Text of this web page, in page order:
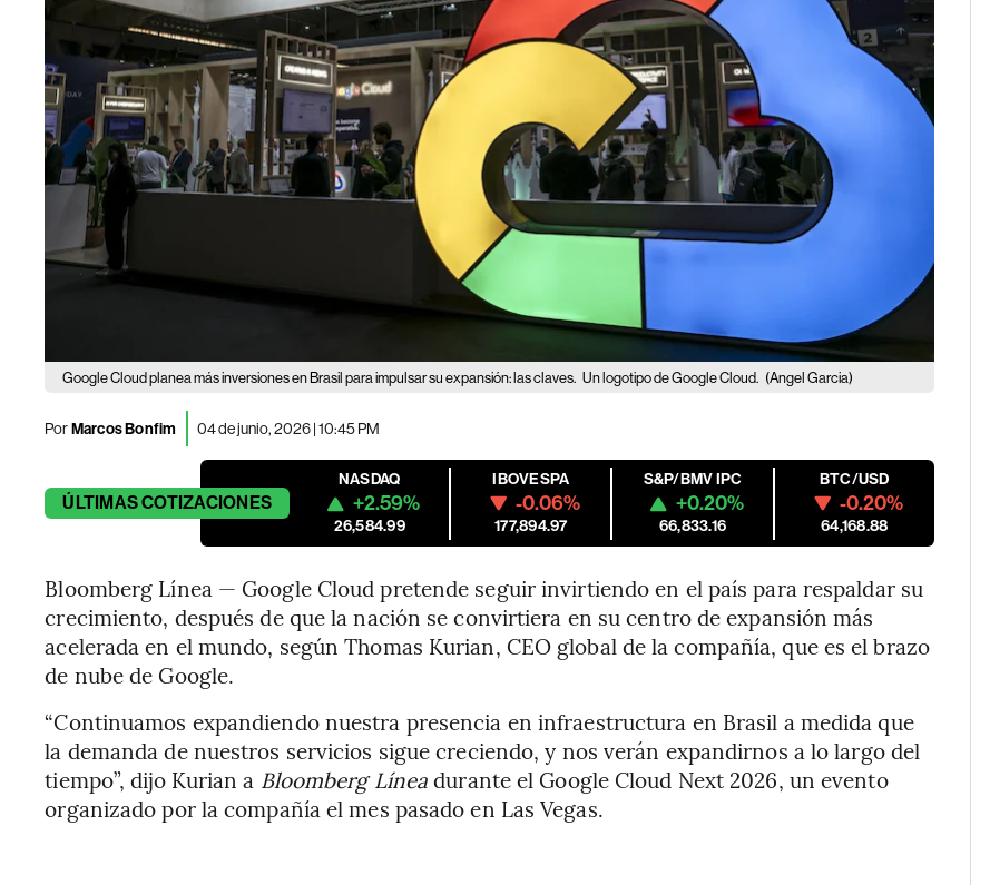
Google Cloud planea más inversiones en Brasil para impulsar su expansión: las claves. Un logotipo de Google Cloud. (Angel Garcia)
PorMarcos Bonfim 04 de junio, 2026 | 10:45 PM
ÚLTIMASCOTIZACIONES
NASDAQ
+2.59%
26,584.99
IBOVESPA
-0.06%
177,894.97
S&P/BMV IPC
+0.20%
66,833.16
BTC/USD
-0.20%
64,168.88
Bloomberg Línea — Google Cloud pretende seguir invirtiendo en el país para respaldar su
crecimiento, después de que la nación se convirtiera en su centro de expansión más
acelerada en el mundo, según Thomas Kurian, CEO global de la compañía, que es el brazo
de nube de Google.
“Continuamos expandiendo nuestra presencia en infraestructura en Brasil a medida que
la demanda de nuestros servicios sigue creciendo, y nos verán expandirnos a lo largo del
tiempo”, dijo Kurian a Bloomberg Líneadurante el Google Cloud Next 2026, un evento
organizado por la compañía el mes pasado en Las Vegas.